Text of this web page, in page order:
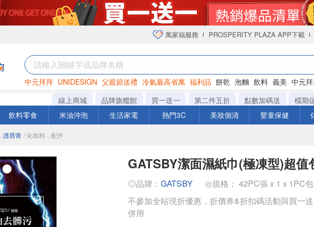
萬家福服務 PROSPERITY PLAZA APP下載
中元拜拜 UNIDESIGN 父親節送禮 冷氣最高省萬 福利品 餅乾 泡麵 飲料 義美 中元
海苔 巧克力 衛生紙
線上商城 品牌旗艦館 買一送一 第二件五折 點數加碼送
檔期
飲料零食 米油沖泡 生活家電 熱門3C 美妝個清 嬰童保健
護唇膏 / 化妝棉．配件
GATSBY潔面濕紙巾(極凍型)超值
◎品牌： GATSBY
◎規格： 42PC張 x 1 x 1PC包
不參加全站現折優惠，折價券&折扣碼活動與買一
併用